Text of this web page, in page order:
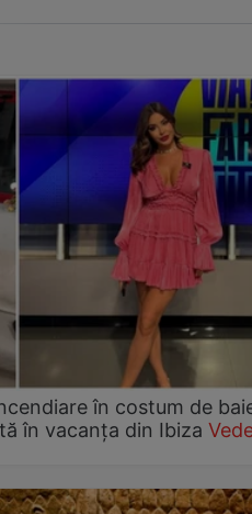
în costum de
în vacanța din Ibiza